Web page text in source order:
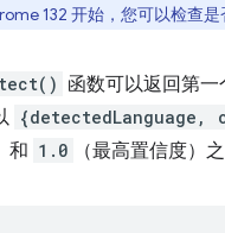
132 开始，您可以检查是
函数可以返回第
{detectedLanguage,
和 1.0 （最高置信度）